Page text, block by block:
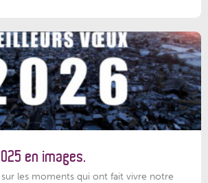
en images.
les moments qui ont fait vivre notre